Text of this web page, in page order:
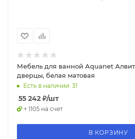
Мебель для ванной Aquanet
дверцы, белая матовая
Есть в наличии: 31
55 242 ₽/шт
+ 1105 на счет
В КОРЗИНУ